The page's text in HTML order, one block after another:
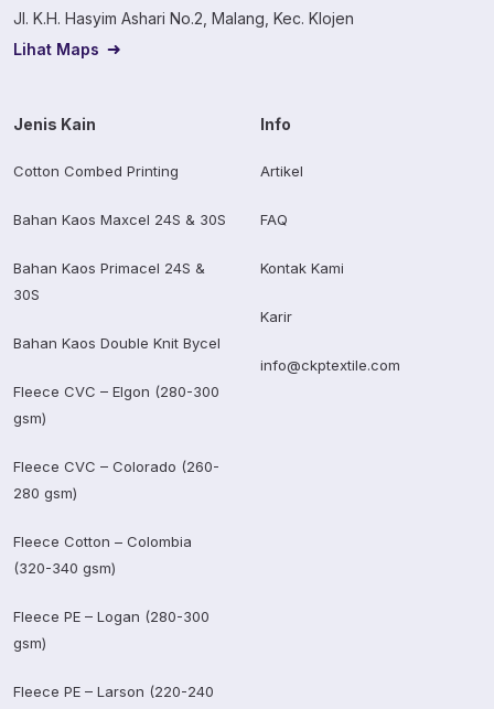
Jl. K.H. Hasyim Ashari No.2, Malang, Kec. Klojen
Lihat Maps
Jenis Kain
Cotton Combed Printing
Bahan Kaos Maxcel 24S & 30S
Bahan Kaos Primacel 24S &
30S
Bahan Kaos Double Knit Bycel
Fleece CVC – Elgon (280-300
gsm)
Fleece CVC – Colorado (260-
280 gsm)
Fleece Cotton – Colombia
(320-340 gsm)
Fleece PE – Logan (280-300
gsm)
Fleece PE – Larson (220-240
Info
Artikel
FAQ
Kontak Kami
Karir
info@ckptextile.com